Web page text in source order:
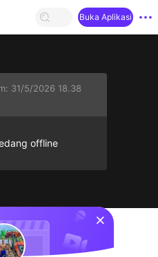
Buka Aplikasi
31/5/2026 18.38
offline